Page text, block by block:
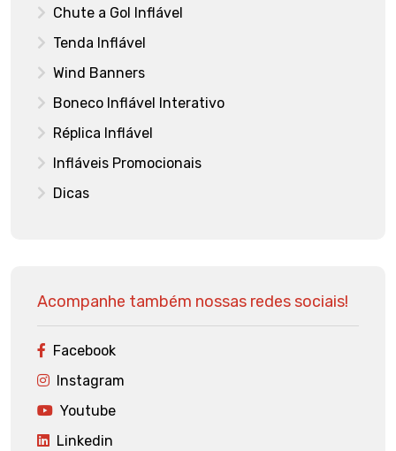
Chute a Gol Inflável
Tenda Inflável
Wind Banners
Boneco Inflável Interativo
Réplica Inflável
Infláveis Promocionais
Dicas
Acompanhe também nossas redes sociais!
Facebook
Instagram
Youtube
Linkedin